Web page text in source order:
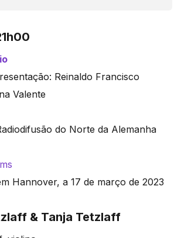
Reinaldo Francisco
Valente
do Norte da Alemanha
Hannover, a 17 de março de 2023
& Tanja Tetzlaff